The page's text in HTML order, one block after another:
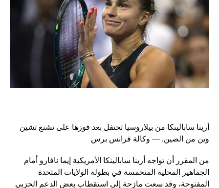
أرينا سابالينكا من بيلاروسيا تحتفل بعد فوزها على تشنغ تشين
وين من الصين. — وكالة فرانس برس
من المقرر أن تواجه أرينا سابالينكا الأمريكية إيما نافارو أمام
الجماهير المحلية المتحمسة في بطولة الولايات المتحدة
المفتوحة، وقد سعت مازحة إلى استقطاب بعض الدعم الحزبي